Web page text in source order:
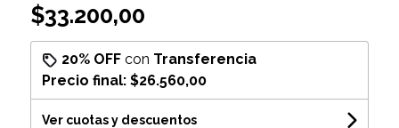
$33.200,00
20% OFFcon Transferencia
Precio final: $26.560,00
Ver cuotas y descuentos